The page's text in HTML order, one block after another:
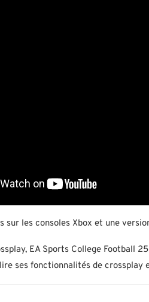
sur les consoles Xbox et une
EA Sports College Football
ses fonctionnalités de crossplay